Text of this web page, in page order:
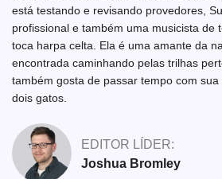
está testando e revisando provedores,
profissional e também uma musicista de
toca harpa celta. Ela é uma amante da
encontrada caminhando pelas trilhas
também gosta de passar tempo com
dois gatos.
EDITOR LÍDER:
Joshua Bromley